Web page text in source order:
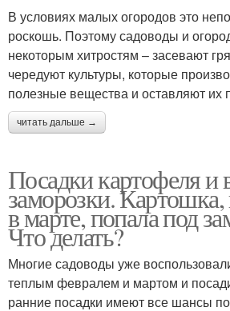
В условиях малых огородов это
роскошь. Поэтому садоводы и
некоторым хитростям – засевают
чередуют культуры, которые
полезные вещества и оставляют их
читать дальше →
Посадки картофеля и
заморозки.
в марте, попала под
Что делать?
Многие садоводы уже
теплым февралем и мартом и
ранние посадки имеют все шансы